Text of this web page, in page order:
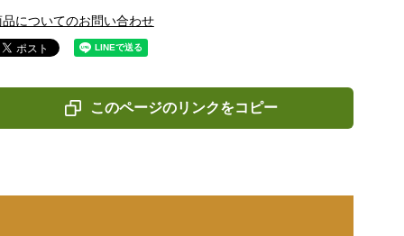
品についてのお問い合わせ
このページのリンクをコピー